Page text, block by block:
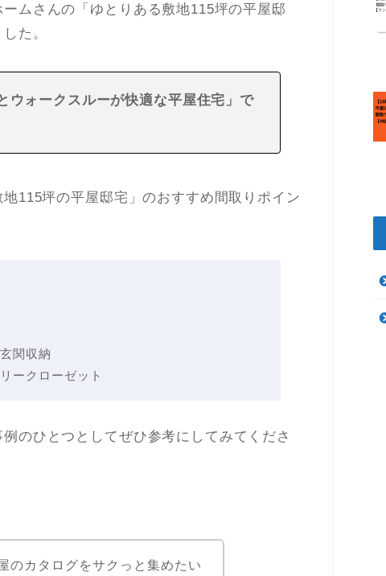
ムさんの「ゆとりある敷地115坪の平屋邸
た。
ウォークスルーが快適な平屋住宅 」で
115坪の平屋邸宅」のおすすめ間取りポイン
関収納
ークローゼット
のひとつとしてぜひ参考にしてみてくださ
のカタログをサクっと集めたい